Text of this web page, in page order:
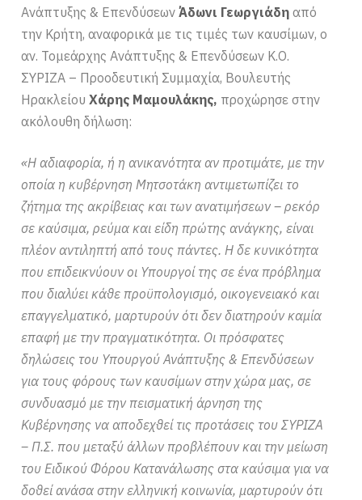
Ανάπτυξης & ΕπενδύσεωνΆδωνι Γεωργιάδη από
την Κρήτη, αναφορικά με τις τιμές των καυσίμων, ο
αν. Τομεάρχης Ανάπτυξης & Επενδύσεων Κ.Ο.
ΣΥΡΙΖΑ – Προοδευτική Συμμαχία, Βουλευτής
ΗρακλείουΧάρης Μαμουλάκης, προχώρησε στην
ακόλουθη δήλωση:
«Η αδιαφορία, ή η ανικανότητα αν προτιμάτε, με την
οποία η κυβέρνηση Μητσοτάκη αντιμετωπίζει το
ζήτημα της ακρίβειας και των ανατιμήσεων – ρεκόρ
σε καύσιμα, ρεύμα και είδη πρώτης ανάγκης, είναι
πλέον αντιληπτή από τους πάντες. Η δε κυνικότητα
που επιδεικνύουν οι Υπουργοί της σε ένα πρόβλημα
που διαλύει κάθε προϋπολογισμό, οικογενειακό και
επαγγελματικό, μαρτυρούν ότι δεν διατηρούν καμία
επαφή με την πραγματικότητα. Οι πρόσφατες
δηλώσεις του Υπουργού Ανάπτυξης & Επενδύσεων
για τους φόρους των καυσίμων στην χώρα μας, σε
συνδυασμό με την πεισματική άρνηση της
Κυβέρνησης να αποδεχθεί τις προτάσεις του ΣΥΡΙΖΑ
– Π.Σ. που μεταξύ άλλων προβλέπουν και την μείωση
του Ειδικού Φόρου Κατανάλωσης στα καύσιμα για να
δοθεί ανάσα στην ελληνική κοινωνία, μαρτυρούν ότι